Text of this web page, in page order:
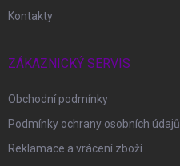
Kontakty
ZÁKAZNICKÝ SERVIS
Obchodní podmínky
Podmínky ochrany osobních údajů
Reklamace a vrácení zboží